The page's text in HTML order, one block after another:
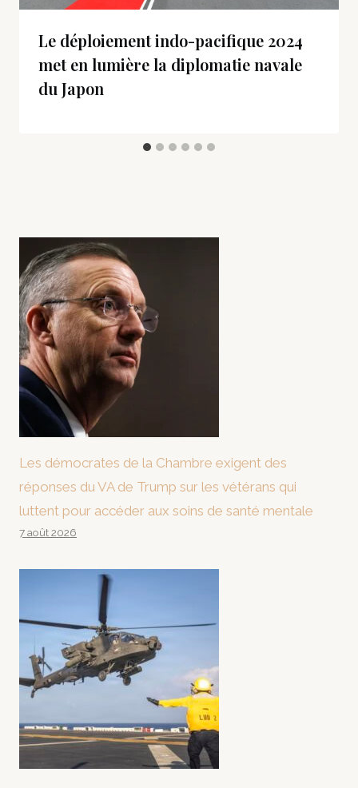
Le déploiement indo-pacifique 2024
met en lumière la diplomatie navale
du Japon
Les démocrates de la Chambre exigent des
réponses du VA de Trump sur les vétérans qui
luttent pour accéder aux soins de santé mentale
7 août 2026